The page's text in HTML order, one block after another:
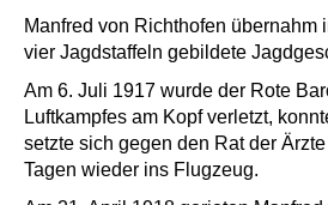
Manfred von Richthofen übernahm
vier Jagdstaffeln gebildete
Am 6. Juli 1917 wurde der Rote
Luftkampfes am Kopf verletzt,
setzte sich gegen den Rat der
Tagen wieder ins Flugzeug.